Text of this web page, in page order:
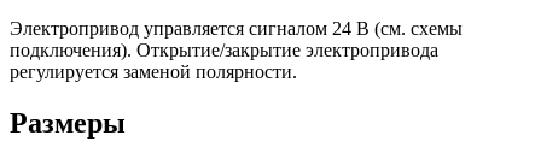
Электропривод управляется сигналом 24 В (см. схемы
подключения). Открытие/закрытие электропривода
регулируется заменой полярности.
Размеры